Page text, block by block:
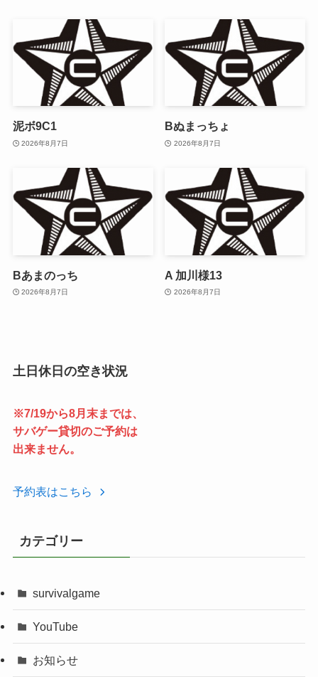
泥ボ9C1
2026年8月7日
Bぬまっちょ
2026年8月7日
Bあまのっち
2026年8月7日
A 加川様13
2026年8月7日
土日休日の空き状況
※7/19から8月末までは、
サバゲー貸切のご予約は
出来ません。
予約表はこちら
カテゴリー
survivalgame
YouTube
お知らせ